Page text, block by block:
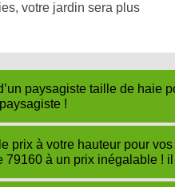
votre jardin sera plus
paysagiste taille de haie
!
prix à votre hauteur pour
79160 à un prix inégalable ! il